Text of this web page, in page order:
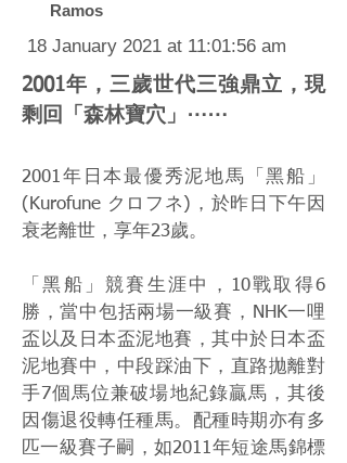
Ramos
18 January 2021 at 11:01:56 am
2001年，三歲世代三強鼎立，現
剩回「森林寶穴」⋯⋯
2001年日本最優秀泥地馬「黑船」
(Kurofune クロフネ)，於昨日下午因
衰老離世，享年23歲。
「黑船」競賽生涯中，10戰取得6
勝，當中包括兩場一級賽，NHK一哩
盃以及日本盃泥地賽，其中於日本盃
泥地賽中，中段踩油下，直路拋離對
手7個馬位兼破場地紀錄贏馬，其後
因傷退役轉任種馬。配種時期亦有多
匹一級賽子嗣，如2011年短途馬錦標